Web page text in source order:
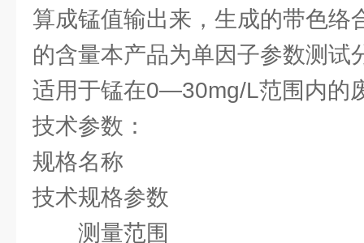
算成锰值输出来，生成的带色络
的含量本产品为单因子参数测试
适用于锰在0—30mg/L范围内的
技术参数：
规格名称
技术规格参数
测量范围